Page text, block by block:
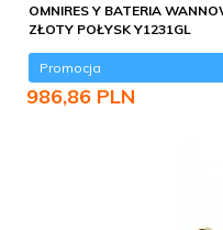
OMNIRES Y BATERIA
ZŁOTY POŁYSK Y1231GL
Promocja
986,86 PLN